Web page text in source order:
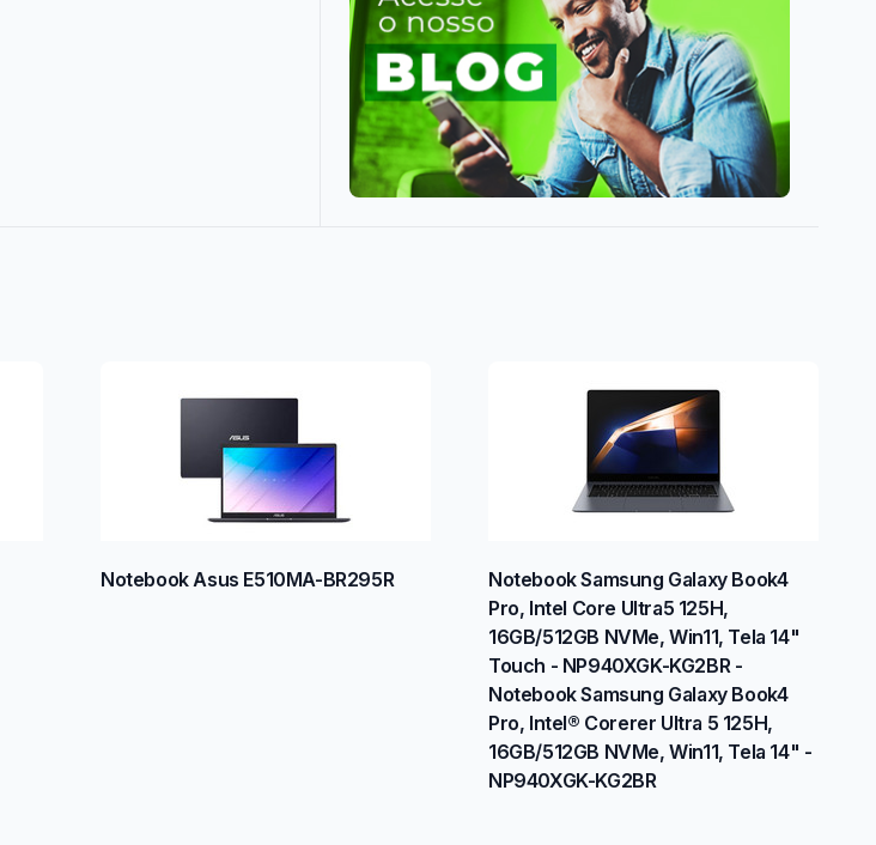
Notebook Asus E510MA-BR295R
Notebook Samsung Galaxy Book4
Pro, Intel Core Ultra5 125H,
16GB/512GB NVMe, Win11, Tela 14"
Touch - NP940XGK-KG2BR -
Notebook Samsung Galaxy Book4
Pro, Intel® Corerer Ultra 5 125H,
16GB/512GB NVMe, Win11, Tela 14" -
NP940XGK-KG2BR